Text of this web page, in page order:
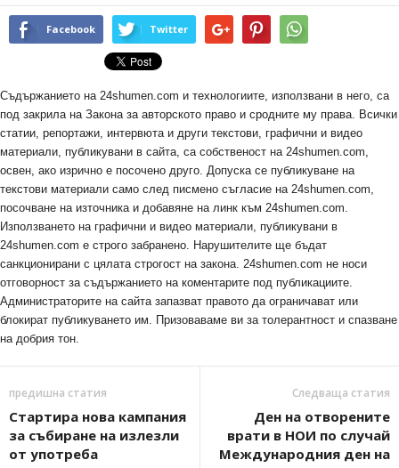
Facebook Twitter
Съдържанието на 24shumen.com и технологиите, използвани в него, са
под закрила на Закона за авторското право и сродните му права. Всички
статии, репортажи, интервюта и други текстови, графични и видео
материали, публикувани в сайта, са собственост на 24shumen.com,
освен, ако изрично е посочено друго. Допуска се публикуване на
текстови материали само след писмено съгласие на 24shumen.com,
посочване на източника и добавяне на линк към 24shumen.com.
Използването на графични и видео материали, публикувани в
24shumen.com е строго забранено. Нарушителите ще бъдат
санкционирани с цялата строгост на закона. 24shumen.com не носи
отговорност за съдържанието на коментарите под публикациите.
Администраторите на сайта запазват правото да ограничават или
блокират публикуването им. Призоваваме ви за толерантност и спазване
на добрия тон.
предишна статия
Стартира нова кампания
за събиране на излезли
от употреба
Следваща статия
Ден на отворените
врати в НОИ по случай
Международния ден на